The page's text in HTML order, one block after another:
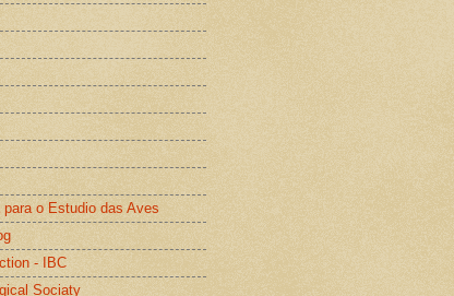
o Estudio das Aves
- IBC
Sociaty